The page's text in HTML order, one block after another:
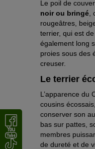
Le poil de
noir ou bringé
rougeâtres,
terrier, qui est
également long
proies sous des
creuser.
Le terrier
L’apparence du
cousins
conserver son
bas sur pattes,
membres
de dureté et de